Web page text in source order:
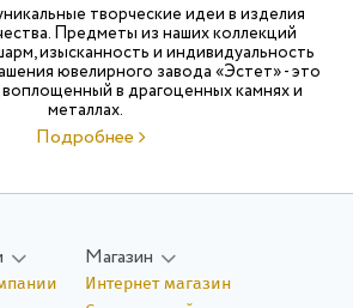
творческие идеи в изделия
Предметы из наших коллекций
изысканность и индивидуальность
ювелирного завода «Эстет» - это
в драгоценных камнях и
металлах.
Подробнее
Магазин
Интернет магазин